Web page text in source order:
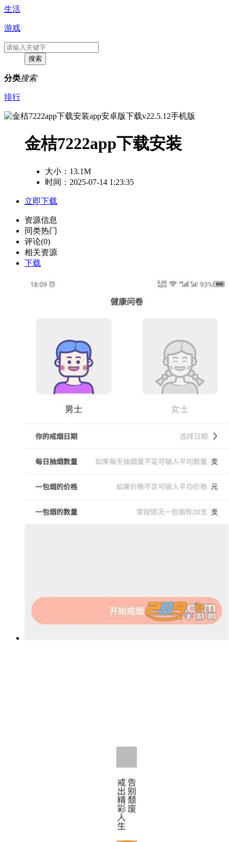
生活
游戏
分类搜索
排行
金桔7222app下载安装
大小： 13.1M
时间：2025-07-14 1:23:35
立即下载
资源信息
同类热门
评论(0)
相关资源
下载